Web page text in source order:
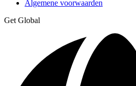
Algemene voorwaarden
Get Global